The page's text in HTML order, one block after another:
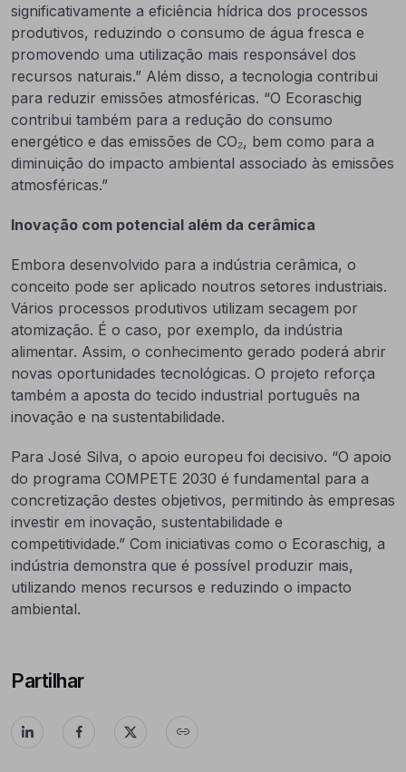
significativamente a eficiência hídrica dos processos
produtivos, reduzindo o consumo de água fresca e
promovendo uma utilização mais responsável dos
recursos naturais.” Além disso, a tecnologia contribui
para reduzir emissões atmosféricas. “O Ecoraschig
contribui também para a redução do consumo
energético e das emissões de CO₂, bem como para a
diminuição do impacto ambiental associado às emissões
atmosféricas.”
Inovação com potencial além da cerâmica
Embora desenvolvido para a indústria cerâmica, o
conceito pode ser aplicado noutros setores industriais.
Vários processos produtivos utilizam secagem por
atomização. É o caso, por exemplo, da indústria
alimentar. Assim, o conhecimento gerado poderá abrir
novas oportunidades tecnológicas. O projeto reforça
também a aposta do tecido industrial português na
inovação e na sustentabilidade.
Para José Silva, o apoio europeu foi decisivo. “O apoio
do programa COMPETE 2030 é fundamental para a
concretização destes objetivos, permitindo às empresas
investir em inovação, sustentabilidade e
competitividade.” Com iniciativas como o Ecoraschig, a
indústria demonstra que é possível produzir mais,
utilizando menos recursos e reduzindo o impacto
ambiental.
Partilhar